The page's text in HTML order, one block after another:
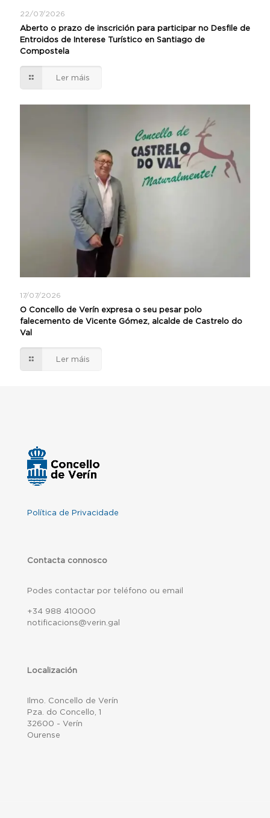
22/07/2026
Aberto o prazo de inscrición para participar no Desfile de
Entroidos de Interese Turístico en Santiago de
Compostela
Ler máis
17/07/2026
O Concello de Verín expresa o seu pesar polo
falecemento de Vicente Gómez, alcalde de Castrelo do
Val
Ler máis
Política de Privacidade
Contacta connosco
Podes contactar por teléfono ou email
+34 988 410000
notificacions@verin.gal
Localización
Ilmo. Concello de Verín
Pza. do Concello, 1
32600 - Verín
Ourense